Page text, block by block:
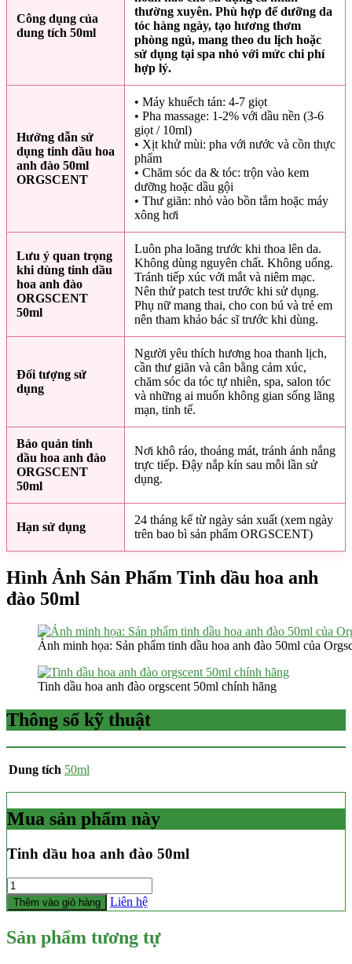
Công dụng của
dung tích 50ml
thường xuyên. Phù hợp để dưỡng da
tóc hàng ngày, tạo hương thơm
phòng ngủ, mang theo du lịch hoặc
sử dụng tại spa nhỏ với mức chi phí
hợp lý.
Hướng dẫn sử
dụng tinh dầu hoa
anh đào 50ml
ORGSCENT
• Máy khuếch tán: 4-7 giọt
• Pha massage: 1-2% với dầu nền (3-6
giọt / 10ml)
• Xịt khử mùi: pha với nước và cồn thực
phẩm
• Chăm sóc da & tóc: trộn vào kem
dưỡng hoặc dầu gội
• Thư giãn: nhỏ vào bồn tắm hoặc máy
xông hơi
Lưu ý quan trọng
khi dùng tinh dầu
hoa anh đào
ORGSCENT
50ml
Luôn pha loãng trước khi thoa lên da.
Không dùng nguyên chất. Không uống.
Tránh tiếp xúc với mắt và niêm mạc.
Nên thử patch test trước khi sử dụng.
Phụ nữ mang thai, cho con bú và trẻ em
nên tham khảo bác sĩ trước khi dùng.
Đối tượng sử
dụng
Người yêu thích hương hoa thanh lịch,
cần thư giãn và cân bằng cảm xúc,
chăm sóc da tóc tự nhiên, spa, salon tóc
và những ai muốn không gian sống lãng
mạn, tinh tế.
Bảo quản tinh
dầu hoa anh đào
ORGSCENT
50ml
Nơi khô ráo, thoáng mát, tránh ánh nắng
trực tiếp. Đậy nắp kín sau mỗi lần sử
dụng.
Hạn sử dụng
24 tháng kể từ ngày sản xuất (xem ngày
trên bao bì sản phẩm ORGSCENT)
Hình Ảnh Sản Phẩm Tinh dầu hoa anh
đào 50ml
Ảnh minh họa: Sản phẩm tinh dầu hoa anh đào 50ml của
Tinh dầu hoa anh đào orgscent 50ml chính hãng
Thông số kỹ thuật
Dung tích 50ml
Mua sản phẩm này
Tinh dầu hoa anh đào 50ml
Số
lượng
Thêm vào giỏ hàng Liên hệ
Sản phẩm tương tự